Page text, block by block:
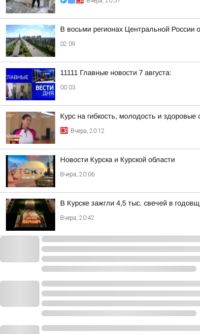
В восьми регионах Центральной России
02:09
11111 Главные новости 7 августа:
00:03
Курс на гибкость, молодость и здоровые
Вчера, 20:12
Новости Курска и Курской области
Вчера, 20:06
В Курске зажгли 4,5 тыс. свечей в
Вчера, 20:42